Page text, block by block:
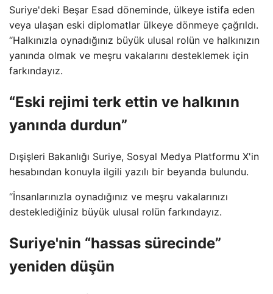
Suriye'deki Beşar Esad döneminde, ülkeye istifa eden
veya ulaşan eski diplomatlar ülkeye dönmeye çağrıldı.
“Halkınızla oynadığınız büyük ulusal rolün ve halkınızın
yanında olmak ve meşru vakalarını desteklemek için
farkındayız.
“Eski rejimi terk ettin ve halkının
yanında durdun”
Dışişleri Bakanlığı Suriye, Sosyal Medya Platformu X'in
hesabından konuyla ilgili yazılı bir beyanda bulundu.
“İnsanlarınızla oynadığınız ve meşru vakalarınızı
desteklediğiniz büyük ulusal rolün farkındayız.
Suriye'nin “hassas sürecinde”
yeniden düşün